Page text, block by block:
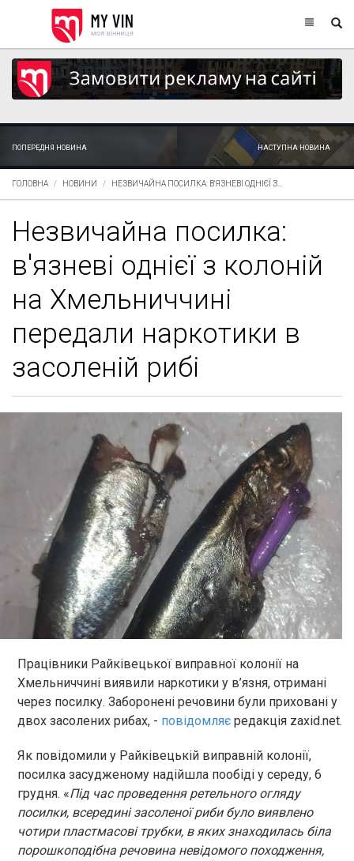
ПОПЕРЕДНЯ НОВИНА НАСТУПНА НОВИНА
ГОЛОВНА НОВИНИ НЕЗВИЧАЙНА ПОСИЛКА: В'ЯЗНЕВІ ОДНІЄЇ З...
Незвичайна посилка:
в'язневі однієї з колоній
на Хмельниччині
передали наркотики в
засоленій рибі
Працівники Райківецької виправної колонії на
Хмельниччині виявили наркотики у в’язня, отримані
через посилку. Заборонені речовини були приховані у
двох засолених рибах, - повідомляє редакція zaxid.net.
Як повідомили у Райківецькій виправній колонії,
посилка засудженому надійшла пообіді у середу, 6
грудня. «Під час проведення ретельного огляду
посилки, всередині засоленої риби було виявлено
чотири пластмасові трубки, в яких знаходилась біла
порошкоподібна речовина невідомого походження,